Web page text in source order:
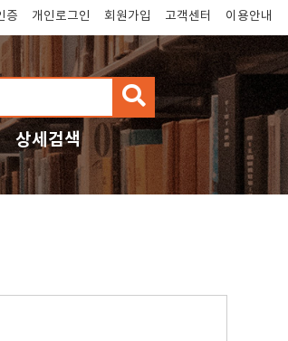
증 개인로그인 회원가입 고객센터 이용안내
검
색
상세검색